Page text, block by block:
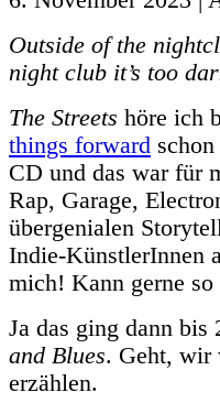
Outside of the
night club it’s too
The Streets höre ich
things forward
CD und das war für
Rap, Garage,
übergenialen
Indie-KünstlerInnen
mich! Kann gerne so
Ja das ging dann
and Blues. Geht, wir
erzählen.